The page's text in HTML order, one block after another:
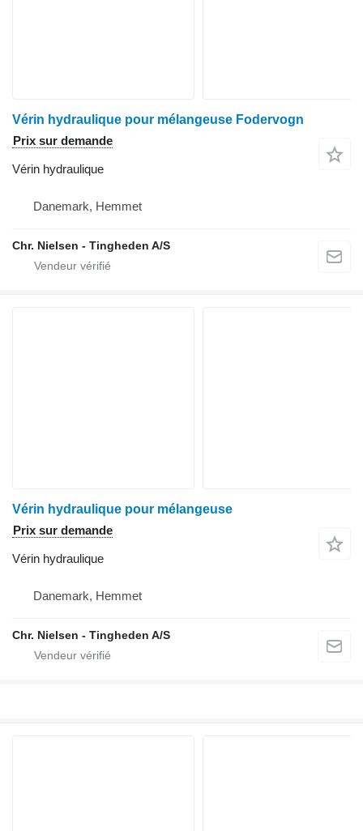
Vérin hydraulique pour mélangeuse Fodervogn
Prix sur demande
Vérin hydraulique
Danemark, Hemmet
Chr. Nielsen - Tingheden A/S
Vérin hydraulique pour mélangeuse
Prix sur demande
Vérin hydraulique
Danemark, Hemmet
Chr. Nielsen - Tingheden A/S